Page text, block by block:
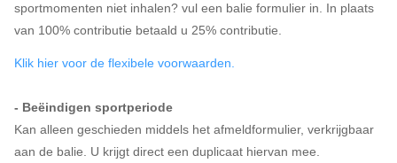
sportmomenten niet inhalen? vul een balie formulier in. In plaats
van 100% contributie betaald u 25% contributie.
Klik hier voor de flexibele voorwaarden.
- Beëindigen sportperiode
Kan alleen geschieden middels het afmeldformulier, verkrijgbaar
aan de balie. U krijgt direct een duplicaat hiervan mee.